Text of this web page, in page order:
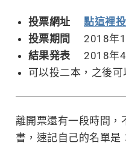
投票網址 點這裡
投票期間
2018年1
結果発表
2018年4
可以投二本，之後可
離開票還有一段時間，
書，速記自己的名單是